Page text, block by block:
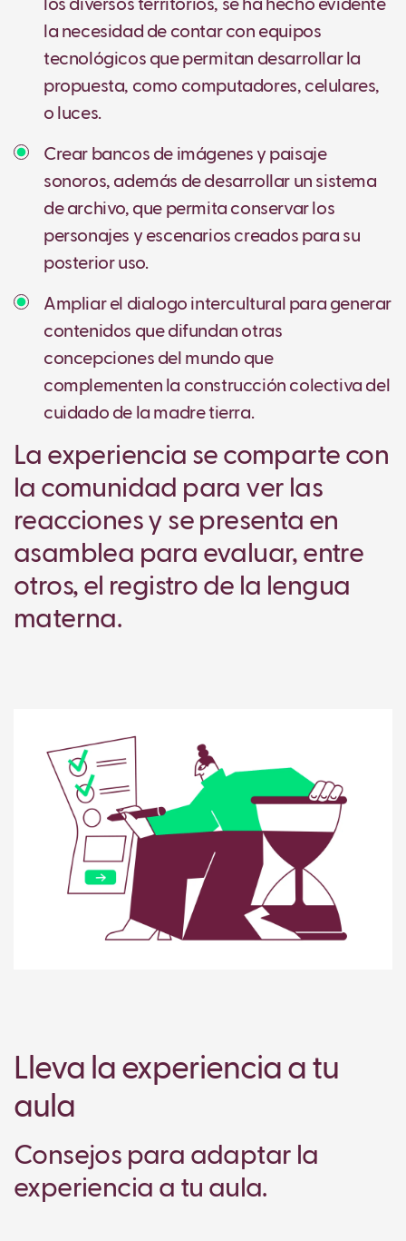
los diversos territorios, se ha hecho evidente
la necesidad de contar con equipos
tecnológicos que permitan desarrollar la
propuesta, como computadores, celulares,
o luces.
Crear bancos de imágenes y paisaje
sonoros, además de desarrollar un sistema
de archivo, que permita conservar los
personajes y escenarios creados para su
posterior uso.
Ampliar el dialogo intercultural para generar
contenidos que difundan otras
concepciones del mundo que
complementen la construcción colectiva del
cuidado de la madre tierra.
La experiencia se comparte con
la comunidad para ver las
reacciones y se presenta en
asamblea para evaluar, entre
otros, el registro de la lengua
materna.
Lleva la experiencia a tu
aula
Consejos para adaptar la
experiencia a tu aula.